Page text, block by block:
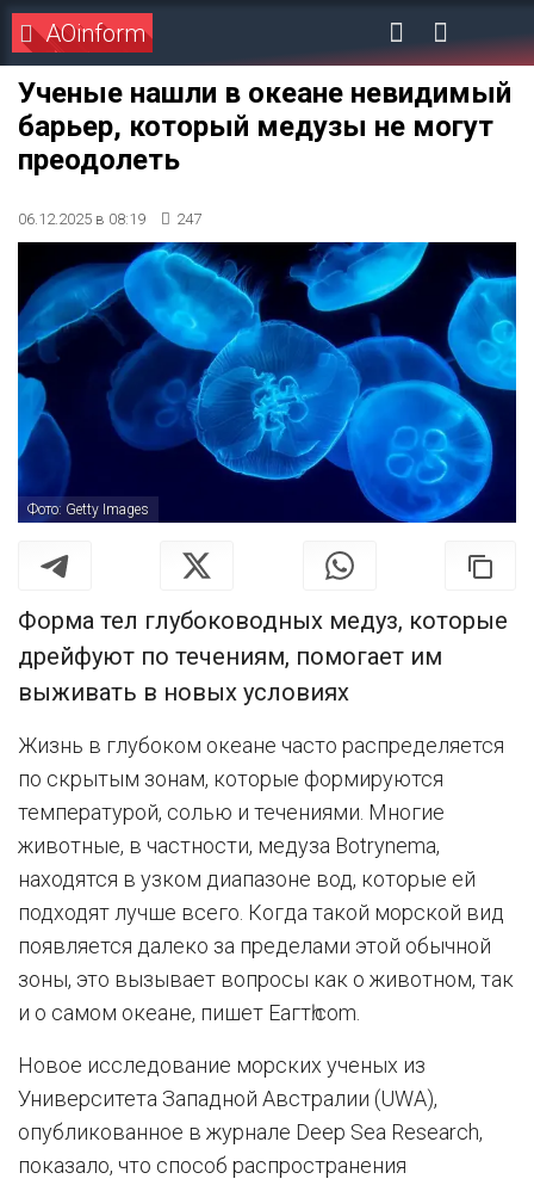
AOinform
Ученые нашли в океане невидимый
барьер, который медузы не могут
преодолеть
06.12.2025 в 08:19 247
Фото: Getty Images
Форма тел глубоководных медуз, которые
дрейфуют по течениям, помогает им
выживать в новых условиях
Жизнь в глубоком океане часто распределяется
по скрытым зонам, которые формируются
температурой, солью и течениями. Многие
животные, в частности, медуза Botrynema,
находятся в узком диапазоне вод, которые ей
подходят лучше всего. Когда такой морской вид
появляется далеко за пределами этой обычной
зоны, это вызывает вопросы как о животном, так
и о самом океане, пишет Еагтһ.com.
Новое исследование морских ученых из
Университета Западной Австралии (UWA),
опубликованное в журнале Deep Sea Research,
показало, что способ распространения